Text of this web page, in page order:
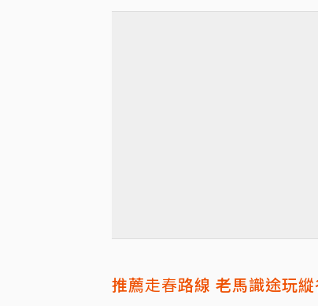
推薦走春路線 老馬識途玩